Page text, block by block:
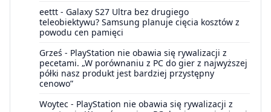
eettt - Galaxy S27 Ultra bez drugiego
teleobiektywu? Samsung planuje cięcia kosztów z
powodu cen pamięci
Grześ - PlayStation nie obawia się rywalizacji z
pecetami. „W porównaniu z PC do gier z najwyższej
półki nasz produkt jest bardziej przystępny
cenowo”
Woytec - PlayStation nie obawia się rywalizacji z